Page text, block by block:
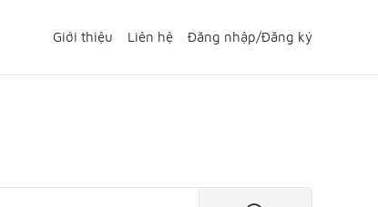
Giới thiệu Liên hệ Đăng nhập/Đăng ký